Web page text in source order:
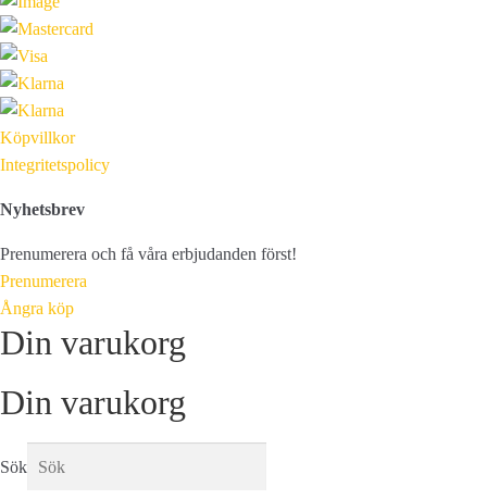
Köpvillkor
Integritetspolicy
Nyhetsbrev
Prenumerera och få våra erbjudanden först!
Prenumerera
Ångra köp
Din varukorg
Din varukorg
Sök